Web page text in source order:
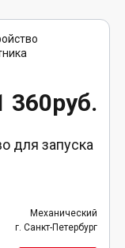
360руб.
для запуска
Механический
г. Санкт-Петербург